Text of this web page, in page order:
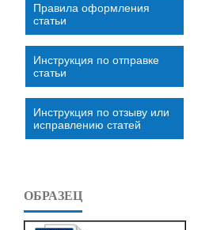
Правила оформления
статьи
Инструкция по отправке
статьи
Инструкция по отзыву или
исправлению статей
ОБРАЗЕЦ